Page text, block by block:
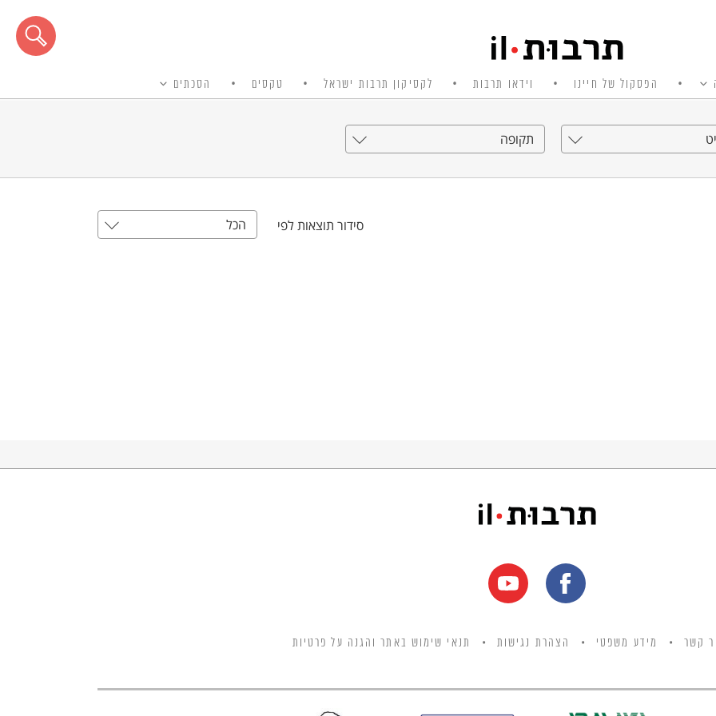
הפסקול של חיינו וידאו תרבות לקסיקון תרבות ישראל טקסים הסכתים
תקופה
סידור תוצאות לפי הכל
קשר מידע משפטי הצהרת נגישות תנאי שימוש באתר והגנה על פרטיות